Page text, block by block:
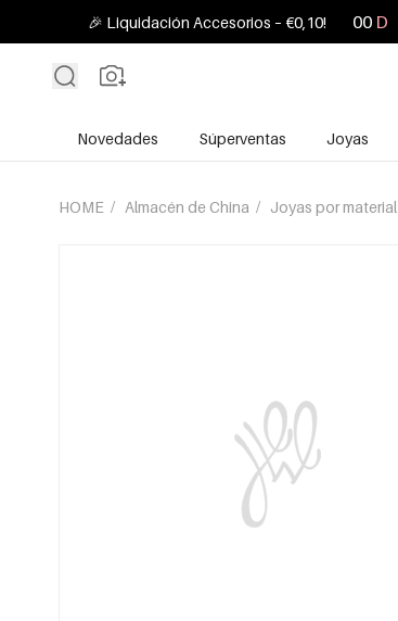
🎉 Liquidación Accesorios – €0,10! 00 D
Novedades Súperventas Joyas
HOME / Almacén de China / Joyas por material